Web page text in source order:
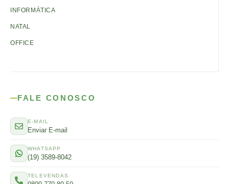
INFORMÁTICA
NATAL
OFFICE
FALE CONOSCO
E-MAIL
Enviar E-mail
WHATSAPP
(19) 3589-8042
TELEVENDAS